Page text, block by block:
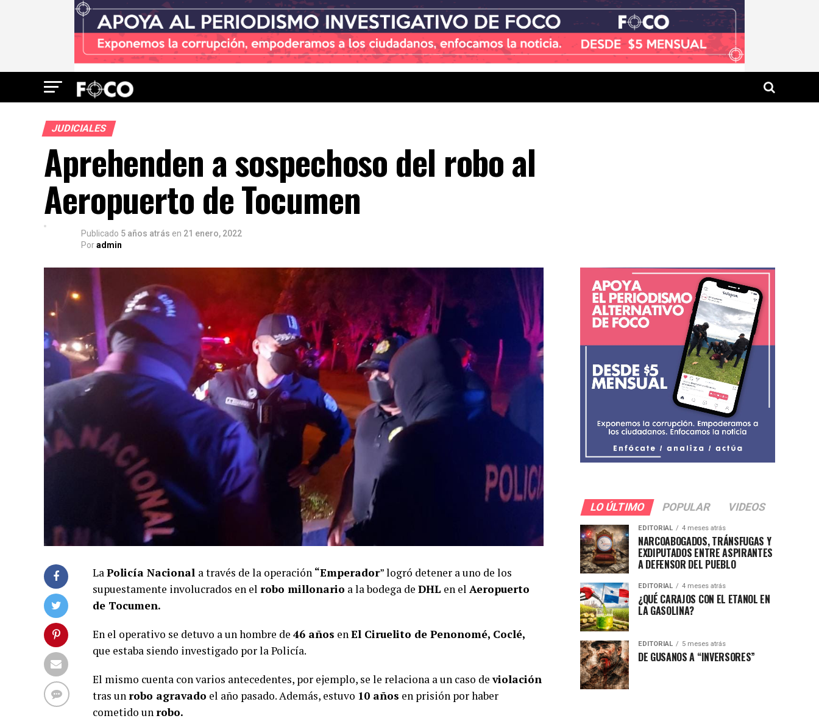
JUDICIALES
Aprehenden a sospechoso del robo al
Aeropuerto de Tocumen
Publicado 5 años atrás en 21 enero, 2022
Poradmin
LaPolicía Nacional a través de la operación “Emperador” logró detener a uno de los
supuestamente involucrados en el robo millonario a la bodega de DHL en el Aeropuerto
de Tocumen.
En el operativo se detuvo a un hombre de 46 años enEl Ciruelito de Penonomé, Coclé,
que estaba siendo investigado por la Policía.
El mismo cuenta con varios antecedentes, por ejemplo, se le relaciona a un caso deviolación
tras unrobo agravado el año pasado. Además, estuvo 10 años en prisión por haber
cometido unrobo.
LO ÚLTIMO POPULAR VIDEOS
EDITORIAL 4 meses atrás
NARCOABOGADOS, TRÁNSFUGAS Y
EXDIPUTADOS ENTRE ASPIRANTES
A DEFENSOR DEL PUEBLO
EDITORIAL 4 meses atrás
¿QUÉ CARAJOS CON EL ETANOL EN
LA GASOLINA?
EDITORIAL 5 meses atrás
DE GUSANOS A “INVERSORES”